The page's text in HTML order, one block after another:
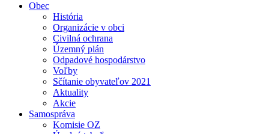
Obec
História
Organizácie v obci
Civilná ochrana
Územný plán
Odpadové hospodárstvo
Voľby
Sčítanie obyvateľov 2021
Aktuality
Akcie
Samospráva
Komisie OZ